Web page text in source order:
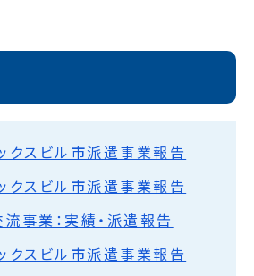
クスビル市派遣事業報告
クスビル市派遣事業報告
事業：実績・派遣報告
クスビル市派遣事業報告